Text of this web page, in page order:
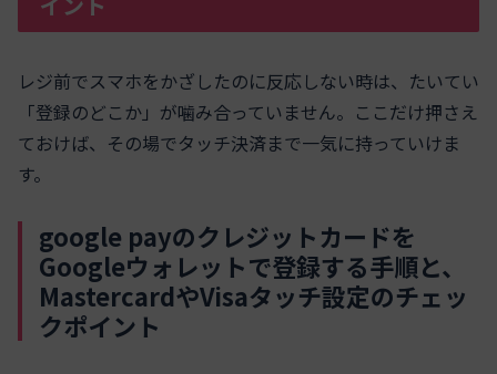
レジ前でスマホをかざしたのに反応しない時は、たいてい
「登録のどこか」が噛み合っていません。ここだけ押さえ
ておけば、その場でタッチ決済まで一気に持っていけま
す。
google payのクレジットカードを
Googleウォレットで登録する手順と、
MastercardやVisaタッチ設定のチェッ
クポイント